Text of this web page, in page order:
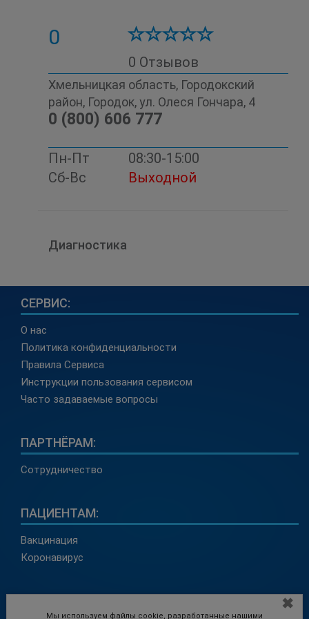
0
0 Отзывов
Хмельницкая область, Городокский
район, Городок, ул. Олеся Гончара, 4
0 (800) 606 777
Пн-Пт
08:30-15:00
Сб-Вс
Выходной
Диагностика
СЕРВИС:
О нас
Политика конфиденциальности
Правила Сервиса
Инструкции пользования сервисом
Часто задаваемые вопросы
ПАРТНЁРАМ:
Сотрудничество
ПАЦИЕНТАМ:
Вакцинация
Коронавирус
✖
Мы используем файлы cookie, разработанные нашими